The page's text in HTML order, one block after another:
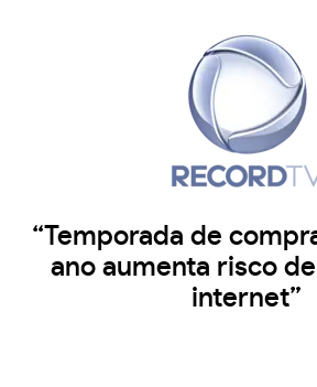
“Temporada de
ano aumenta risco
internet”